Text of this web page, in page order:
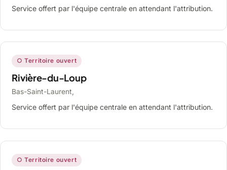
Service offert par l'équipe centrale en attendant l'attribution.
○ Territoire ouvert
Rivière-du-Loup
Bas-Saint-Laurent,
Service offert par l'équipe centrale en attendant l'attribution.
○ Territoire ouvert